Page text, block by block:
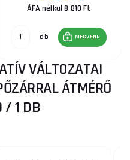
ÁFA nélkül 8 810 Ft
db MEGVENNI
VÁLTOZATAI
ÁTMÉRŐ
1 DB